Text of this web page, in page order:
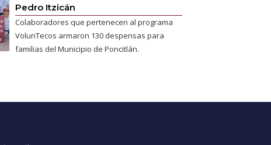
Pedro Itzicán
Colaboradores que pertenecen al programa
VolunTecos armaron 130 despensas para
familias del Municipio de Poncitlán.